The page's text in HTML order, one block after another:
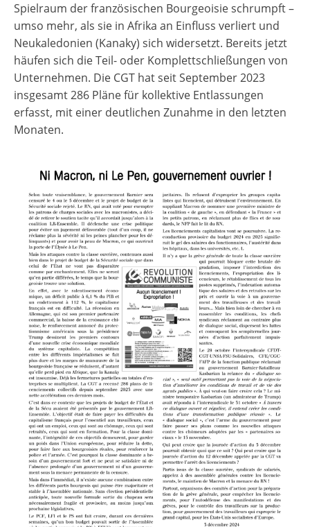
Spielraum der französischen Bourgeoisie schrumpft –
umso mehr, als sie in Afrika an Einfluss verliert und
Neukaledonien (Kanaky) sich widersetzt. Bereits jetzt
häufen sich die Teil- oder Komplettschließungen von
Unternehmen. Die CGT hat seit September 2023
insgesamt 286 Pläne für kollektive Entlassungen
erfasst, mit einer deutlichen Zunahme in den letzten
Monaten.